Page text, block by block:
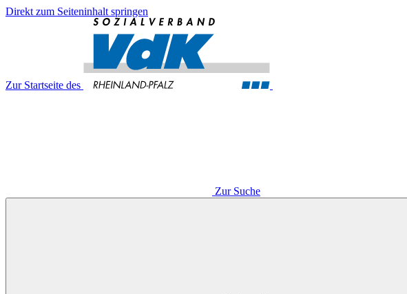
Direkt zum Seiteninhalt springen
Zur Startseite des
Zur Suche